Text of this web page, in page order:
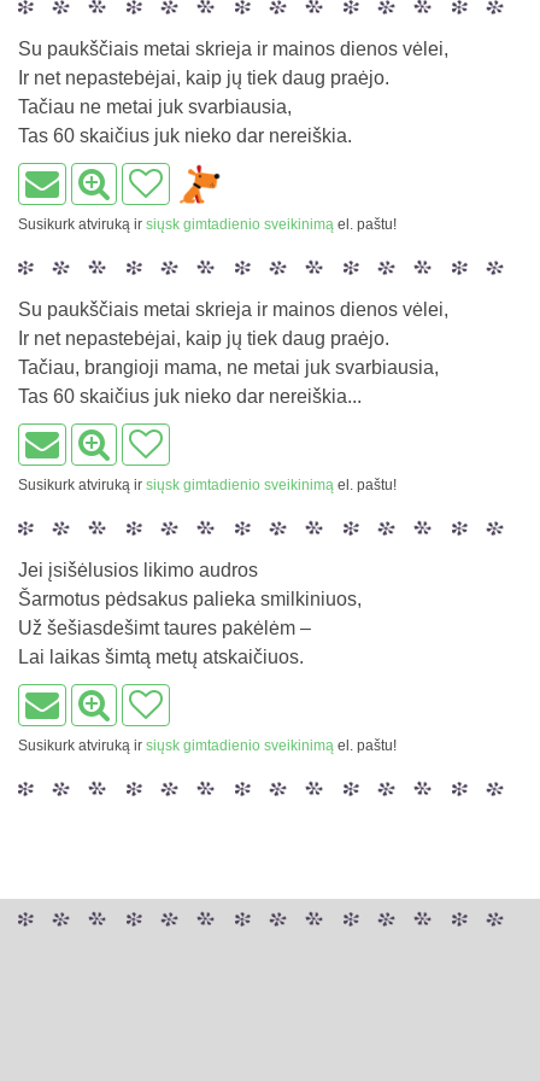
Su paukščiais metai skrieja ir mainos dienos vėlei,
Ir net nepastebėjai, kaip jų tiek daug praėjo.
Tačiau ne metai juk svarbiausia,
Tas 60 skaičius juk nieko dar nereiškia.
Susikurk atviruką ir siųsk gimtadienio sveikinimą el. paštu!
Su paukščiais metai skrieja ir mainos dienos vėlei,
Ir net nepastebėjai, kaip jų tiek daug praėjo.
Tačiau, brangioji mama, ne metai juk svarbiausia,
Tas 60 skaičius juk nieko dar nereiškia...
Susikurk atviruką ir siųsk gimtadienio sveikinimą el. paštu!
Jei įsišėlusios likimo audros
Šarmotus pėdsakus palieka smilkiniuos,
Už šešiasdešimt taures pakėlėm –
Lai laikas šimtą metų atskaičiuos.
Susikurk atviruką ir siųsk gimtadienio sveikinimą el. paštu!